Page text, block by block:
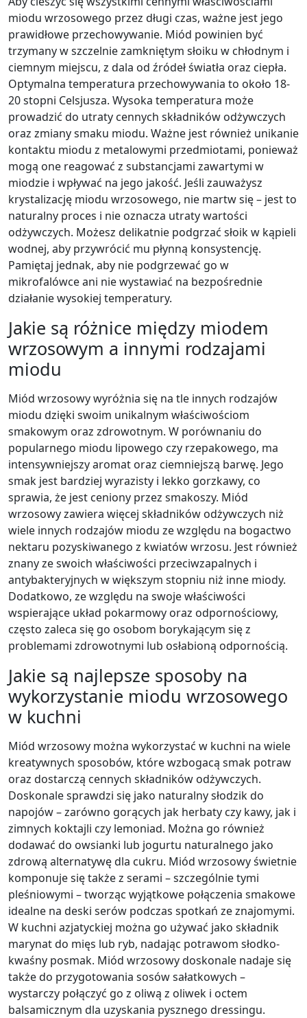
miodu wrzosowego przez długi czas, ważne jest jego
prawidłowe przechowywanie. Miód powinien być
trzymany w szczelnie zamkniętym słoiku w chłodnym i
ciemnym miejscu, z dala od źródeł światła oraz ciepła.
Optymalna temperatura przechowywania to około 18-
20 stopni Celsjusza. Wysoka temperatura może
prowadzić do utraty cennych składników odżywczych
oraz zmiany smaku miodu. Ważne jest również unikanie
kontaktu miodu z metalowymi przedmiotami, ponieważ
mogą one reagować z substancjami zawartymi w
miodzie i wpływać na jego jakość. Jeśli zauważysz
krystalizację miodu wrzosowego, nie martw się – jest to
naturalny proces i nie oznacza utraty wartości
odżywczych. Możesz delikatnie podgrzać słoik w kąpieli
wodnej, aby przywrócić mu płynną konsystencję.
Pamiętaj jednak, aby nie podgrzewać go w
mikrofalówce ani nie wystawiać na bezpośrednie
działanie wysokiej temperatury.
Jakie są różnice między miodem
wrzosowym a innymi rodzajami
miodu
Miód wrzosowy wyróżnia się na tle innych rodzajów
miodu dzięki swoim unikalnym właściwościom
smakowym oraz zdrowotnym. W porównaniu do
popularnego miodu lipowego czy rzepakowego, ma
intensywniejszy aromat oraz ciemniejszą barwę. Jego
smak jest bardziej wyrazisty i lekko gorzkawy, co
sprawia, że jest ceniony przez smakoszy. Miód
wrzosowy zawiera więcej składników odżywczych niż
wiele innych rodzajów miodu ze względu na bogactwo
nektaru pozyskiwanego z kwiatów wrzosu. Jest również
znany ze swoich właściwości przeciwzapalnych i
antybakteryjnych w większym stopniu niż inne miody.
Dodatkowo, ze względu na swoje właściwości
wspierające układ pokarmowy oraz odpornościowy,
często zaleca się go osobom borykającym się z
problemami zdrowotnymi lub osłabioną odpornością.
Jakie są najlepsze sposoby na
wykorzystanie miodu wrzosowego
w kuchni
Miód wrzosowy można wykorzystać w kuchni na wiele
kreatywnych sposobów, które wzbogacą smak potraw
oraz dostarczą cennych składników odżywczych.
Doskonale sprawdzi się jako naturalny słodzik do
napojów – zarówno gorących jak herbaty czy kawy, jak i
zimnych koktajli czy lemoniad. Można go również
dodawać do owsianki lub jogurtu naturalnego jako
zdrową alternatywę dla cukru. Miód wrzosowy świetnie
komponuje się także z serami – szczególnie tymi
pleśniowymi – tworząc wyjątkowe połączenia smakowe
idealne na deski serów podczas spotkań ze znajomymi.
W kuchni azjatyckiej można go używać jako składnik
marynat do mięs lub ryb, nadając potrawom słodko-
kwaśny posmak. Miód wrzosowy doskonale nadaje się
także do przygotowania sosów sałatkowych –
wystarczy połączyć go z oliwą z oliwek i octem
balsamicznym dla uzyskania pysznego dressingu.